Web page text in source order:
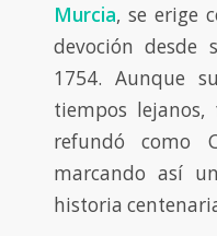
Murcia, se erige
devoción desde
1754. Aunque
tiempos
refundó como
marcando así
historia